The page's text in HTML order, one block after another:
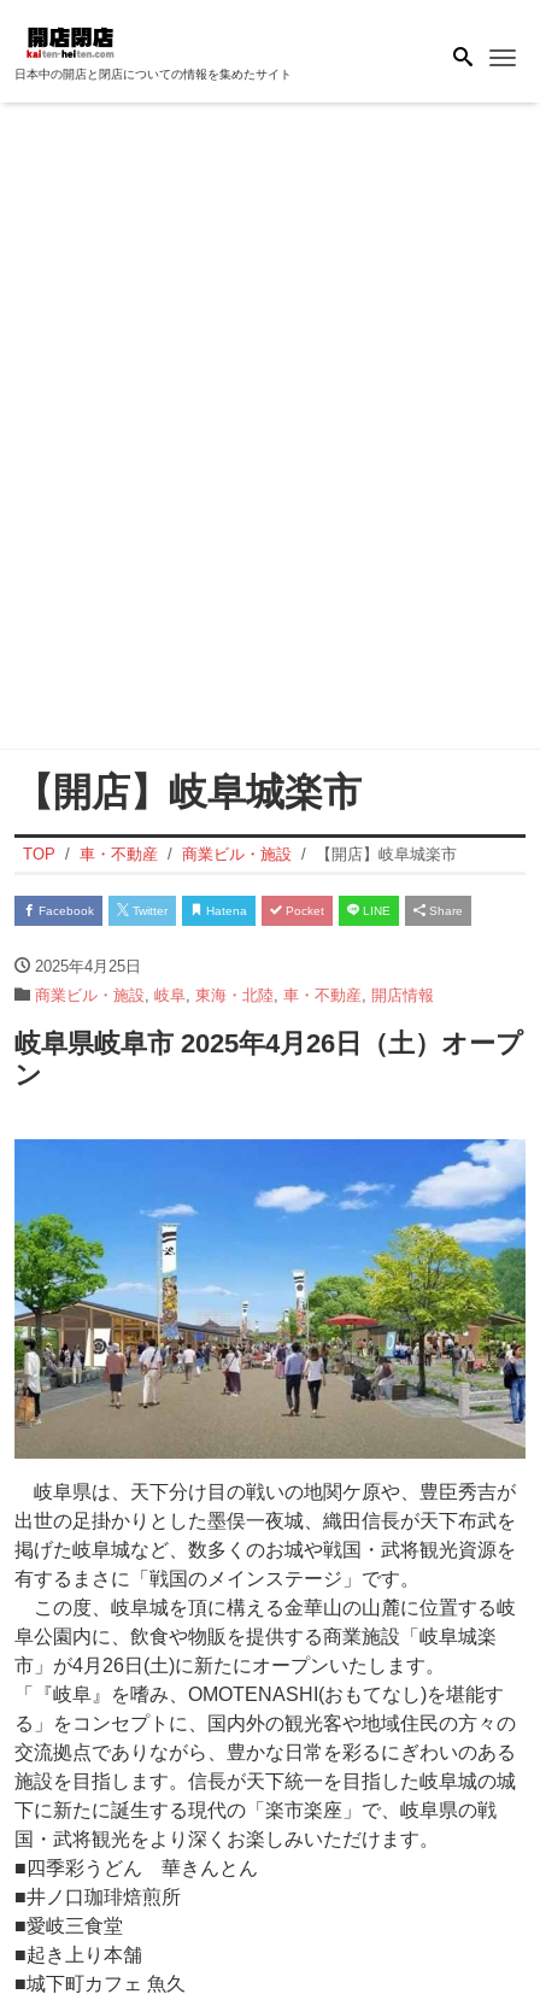
日本中の開店と閉店についての情報を集めたサイト
【開店】岐阜城楽市
TOP 車・不動産 商業ビル・施設 【開店】岐阜城楽市
Facebook Twitter Hatena Pocket LINE Share
2025年4月25日
商業ビル・施設 岐阜 東海・北陸 車・不動産 開店情報
岐阜県岐阜市 2025年4月26日（土）オープ
ン
岐阜県は、天下分け目の戦いの地関ケ原や、豊臣秀吉が
出世の足掛かりとした墨俣一夜城、織田信長が天下布武を
掲げた岐阜城など、数多くのお城や戦国・武将観光資源を
有するまさに「戦国のメインステージ」です。
この度、岐阜城を頂に構える金華山の山麓に位置する岐
阜公園内に、飲食や物販を提供する商業施設「岐阜城楽
市」が4月26日(土)に新たにオープンいたします。
「『岐阜』を嗜み、OMOTENASHI(おもてなし)を堪能す
る」をコンセプトに、国内外の観光客や地域住民の方々の
交流拠点でありながら、豊かな日常を彩るにぎわいのある
施設を目指します。信長が天下統一を目指した岐阜城の城
下に新たに誕生する現代の「楽市楽座」で、岐阜県の戦
国・武将観光をより深くお楽しみいただけます。
■四季彩うどん 華きんとん
■井ノ口珈琲焙煎所
■愛岐三食堂
■起き上り本舗
■城下町カフェ 魚久